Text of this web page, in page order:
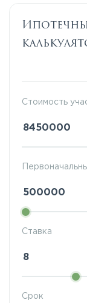
Стоимость
Ставка
Срок